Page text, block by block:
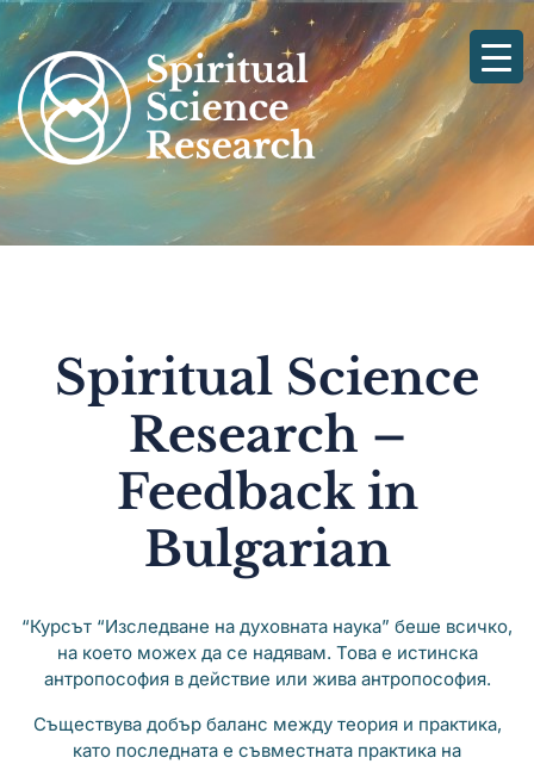
Skip
content
Spiritual Science
Research –
Feedback in
Bulgarian
“Курсът “Изследване на духовната наука” беше всичко,
на което можех да се надявам. Това е истинска
антропософия в действие или жива антропософия.
Съществува добър баланс между теория и практика,
като последната е съвместната практика на